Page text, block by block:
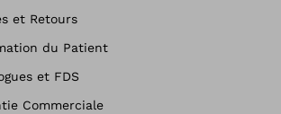
et Retours
du Patient
et FDS
Commerciale